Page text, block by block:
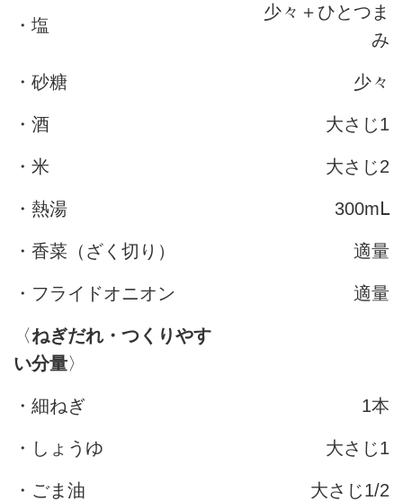
・塩
少々＋ひとつま
み
・砂糖 少々
・酒 大さじ1
・米 大さじ2
・熱湯 300mⅬ
・香菜（ざく切り） 適量
・フライドオニオン 適量
〈ねぎだれ・つくりやす
い分量〉
・細ねぎ 1本
・しょうゆ 大さじ1
・ごま油 大さじ1/2